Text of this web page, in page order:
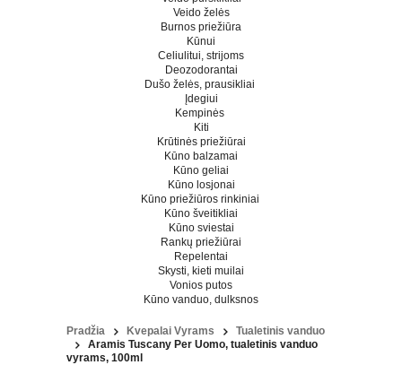
Veido želės
Burnos priežiūra
Kūnui
Celiulitui, strijoms
Deozodorantai
Dušo želės, prausikliai
Įdegiui
Kempinės
Kiti
Krūtinės priežiūrai
Kūno balzamai
Kūno geliai
Kūno losjonai
Kūno priežiūros rinkiniai
Kūno šveitikliai
Kūno sviestai
Rankų priežiūrai
Repelentai
Skysti, kieti muilai
Vonios putos
Kūno vanduo, dulksnos
Pradžia Kvepalai Vyrams
Tualetinis vanduo
Aramis Tuscany Per Uomo, tualetinis vanduo
vyrams, 100ml